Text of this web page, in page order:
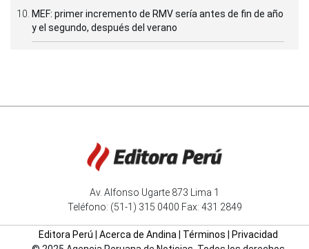
MEF: primer incremento de RMV sería antes de fin de año
y el segundo, después del verano
Av. Alfonso Ugarte 873 Lima 1
Teléfono: (51-1) 315 0400 Fax: 431 2849
Editora Perú Acerca de Andina Términos
Privacidad